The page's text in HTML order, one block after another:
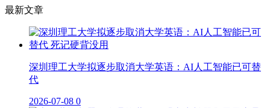
最新文章
深圳理工大学拟逐步取消大学英语：AI人工智能已可替
代
2026-07-08 0